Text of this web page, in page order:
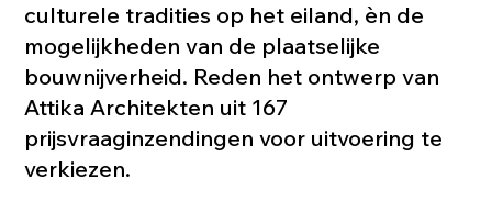
culturele tradities op het eiland, èn de
mogelijkheden van de plaatselijke
bouwnijverheid. Reden het ontwerp van
Attika Architekten uit 167
prijsvraaginzendingen voor uitvoering te
verkiezen.